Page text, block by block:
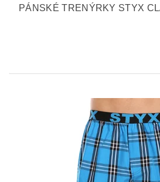
PÁNSKÉ TRENÝRKY STYX